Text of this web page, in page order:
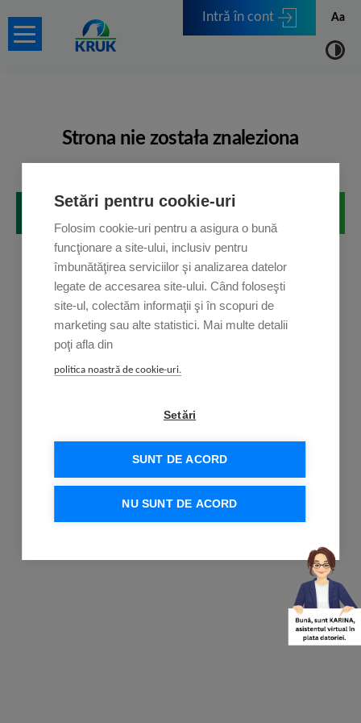
Intră în cont Aa
Strona nie została znaleziona
POWRÓT NA STRONĘ GŁÓWNĄ
Setări pentru cookie-uri
Folosim cookie-uri pentru a asigura o bună
funcţionare a site-ului, inclusiv pentru
îmbunătăţirea serviciilor şi analizarea datelor
legate de accesarea site-ului. Când foloseşti
site-ul, colectăm informaţii şi în scopuri de
marketing sau alte statistici. Mai multe detalii
poţi afla din
politica noastră de cookie-uri.
Setări
SUNT DE ACORD
NU SUNT DE ACORD